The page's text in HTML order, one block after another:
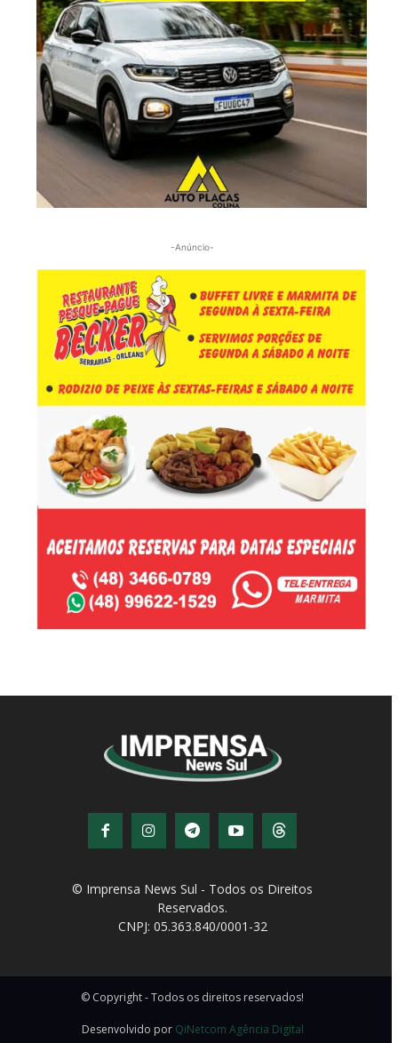
-Anúncio-
© Imprensa News Sul - Todos os Direitos
Reservados.
CNPJ: 05.363.840/0001-32
© Copyright - Todos os direitos reservados!
Desenvolvido por QiNetcom Agência Digital